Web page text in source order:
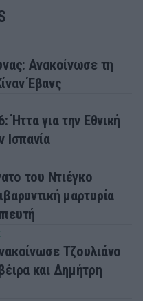
Ανακοίνωσε τη
Έβανς
Ήττα για την Εθνική
Ισπανία
του Ντιέγκο
μαρτυρία
Τζουλιάνο
και Δημήτρη